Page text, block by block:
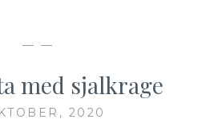
— —
med sjalkrage
2020